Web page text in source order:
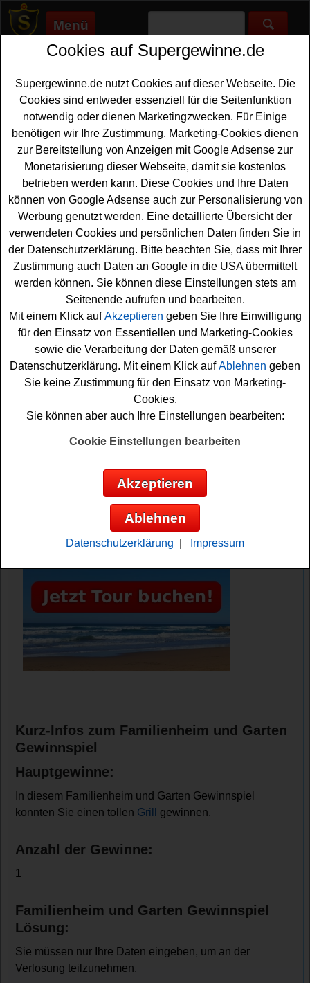
Menü
Supergewinne.de>Gewinnspiele>Technik Gewinnspiele>
Anzeige:
Anzeige:
Familienheim und Garten
Gewinnspiel - Grill gewinnen
Wer gern einen tollenGrill gewinnen möchte, sollte sich
dieses kostenlose Familienheim und Garten Gewinnspiel
unbedingt genauer anschauen. Verlost wird ein Pit Boss
Sierra Onyx-Edition Griddle im Wert von 649 Euro. Mit
etwas Glück können Sie diesen tollen Grill gewinnen.
Falls Sie an dem Familienheim undGarten Gewinnspiel
kostenlos teilnehmen möchten, müssen Sie kurz das
kleine Formular ausfüllen und können sich damit schon
Ihre Gewinnchance sichern. Vielleicht haben Sie ja
Glück?
Familienheim und Garten verlost einen
Kurz-Infos zum Familienheim und Garten
Gewinnspiel
Hauptgewinne:
In diesem Familienheim und Garten Gewinnspiel
konnten Sie einen tollen Grill gewinnen.
Anzahl der Gewinne:
1
Familienheim und Garten Gewinnspiel
Lösung:
Sie müssen nur Ihre Daten eingeben, um an der
Verlosung teilzunehmen.
Cookies auf Supergewinne.de
Supergewinne.de nutzt Cookies auf dieser Webseite. Die
Cookies sind entweder essenziell für die Seitenfunktion
notwendig oder dienen Marketingzwecken. Für Einige
benötigen wir Ihre Zustimmung. Marketing-Cookies dienen
zur Bereitstellung von Anzeigen mit Google Adsense zur
Monetarisierung dieser Webseite, damit sie kostenlos
betrieben werden kann. Diese Cookies und Ihre Daten
können von Google Adsense auch zur Personalisierung von
Werbung genutzt werden. Eine detaillierte Übersicht der
verwendeten Cookies und persönlichen Daten finden Sie in
der Datenschutzerklärung. Bitte beachten Sie, dass mit Ihrer
Zustimmung auch Daten an Google in die USA übermittelt
werden können. Sie können diese Einstellungen stets am
Seitenende aufrufen und bearbeiten.
Mit einem Klick aufAkzeptieren geben Sie Ihre Einwilligung
für den Einsatz von Essentiellen und Marketing-Cookies
sowie die Verarbeitung der Daten gemäß unserer
Datenschutzerklärung. Mit einem Klick aufAblehnen geben
Sie keine Zustimmung für den Einsatz von Marketing-
Cookies.
Sie können aber auch Ihre Einstellungen bearbeiten:
Cookie Einstellungen bearbeiten
Akzeptieren
Ablehnen
Datenschutzerklärung Impressum